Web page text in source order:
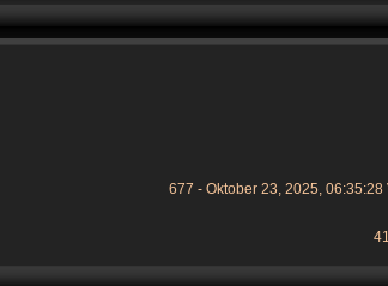
677 - Oktober 23, 2025, 06:35:28